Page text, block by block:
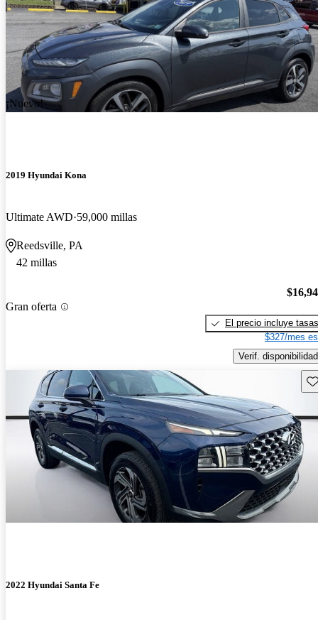
¡Nuevo!
2019 Hyundai Kona
Ultimate AWD 59,000 millas
Reedsville, PA
42 millas
Gran oferta
El precio incluye tasas
$327/mes
Verif. disponibilidad
2022 Hyundai Santa Fe